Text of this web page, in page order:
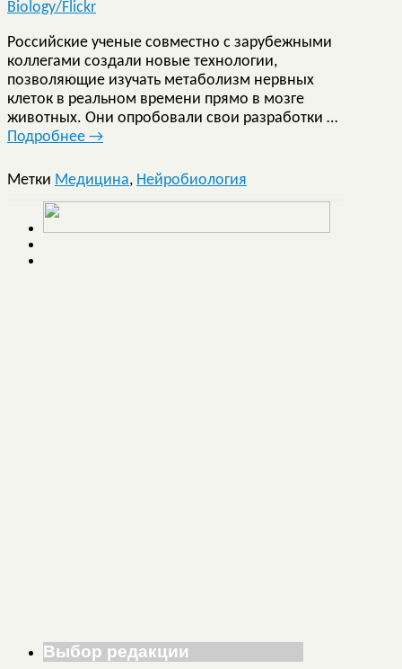
Российские ученые совместно с зарубежными
коллегами создали новые технологии,
позволяющие изучать метаболизм нервных
клеток в реальном времени прямо в мозге
животных. Они опробовали свои разработки …
Подробнее →
Метки Медицина, Нейробиология
Выбор редакции